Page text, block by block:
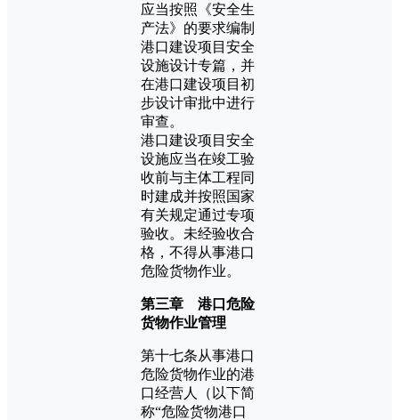
应当按照《安全生
产法》的要求编制
港口建设项目安全
设施设计专篇，并
在港口建设项目初
步设计审批中进行
审查。
港口建设项目安全
设施应当在竣工验
收前与主体工程同
时建成并按照国家
有关规定通过专项
验收。未经验收合
格，不得从事港口
危险货物作业。
第三章 港口危险
货物作业管理
第十七条从事港口
危险货物作业的港
口经营人（以下简
称“危险货物港口